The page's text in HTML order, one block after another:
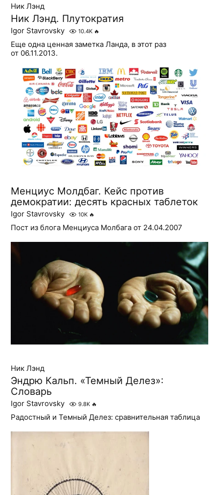
Ник Лэнд
Ник Лэнд. Плутократия
Igor Stavrovsky 10.4K 🔥
Еще одна ценная заметка Ланда, в этот раз
от 06.11.2013.
Менциус Молдбаг. Кейс против
демократии: десять красных таблеток
Igor Stavrovsky 10K 🔥
Пост из блога Менциуса Молбага от 24.04.2007
Ник Лэнд
Эндрю Кальп. «Темный Делез»:
Словарь
Igor Stavrovsky 9.8K 🔥
Радостный и Темный Делез: сравнительная таблица